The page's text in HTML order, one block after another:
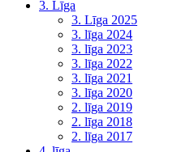
3. Līga
3. Līga 2025
3. līga 2024
3. līga 2023
3. līga 2022
3. līga 2021
3. līga 2020
2. līga 2019
2. līga 2018
2. līga 2017